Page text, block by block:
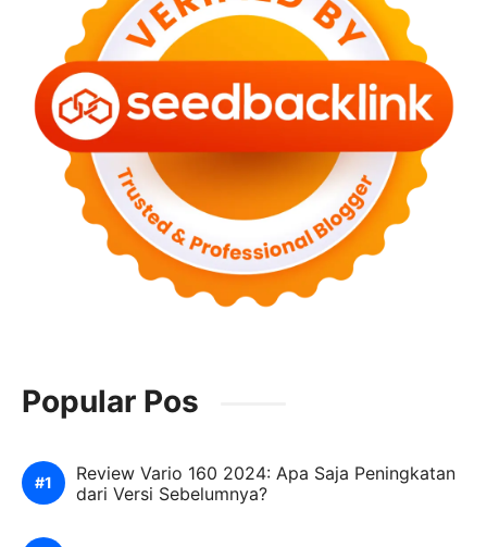
Popular Pos
Review Vario 160 2024: Apa Saja Peningkatan
dari Versi Sebelumnya?